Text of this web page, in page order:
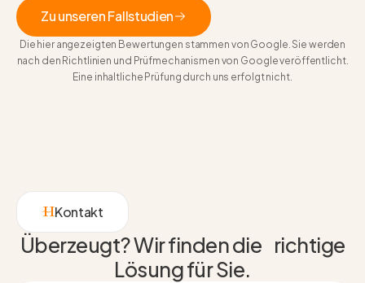
Zu unseren Fallstudien
Zu unseren Fallstudien
Die hier angezeigten Bewertungen stammen von Google. Sie werden
nach den Richtlinien und Prüfmechanismen von Google veröffentlicht.
Eine inhaltliche Prüfung durch uns erfolgt nicht.
Kontakt
Überzeugt? Wir finden die richtige
Lösung für Sie.